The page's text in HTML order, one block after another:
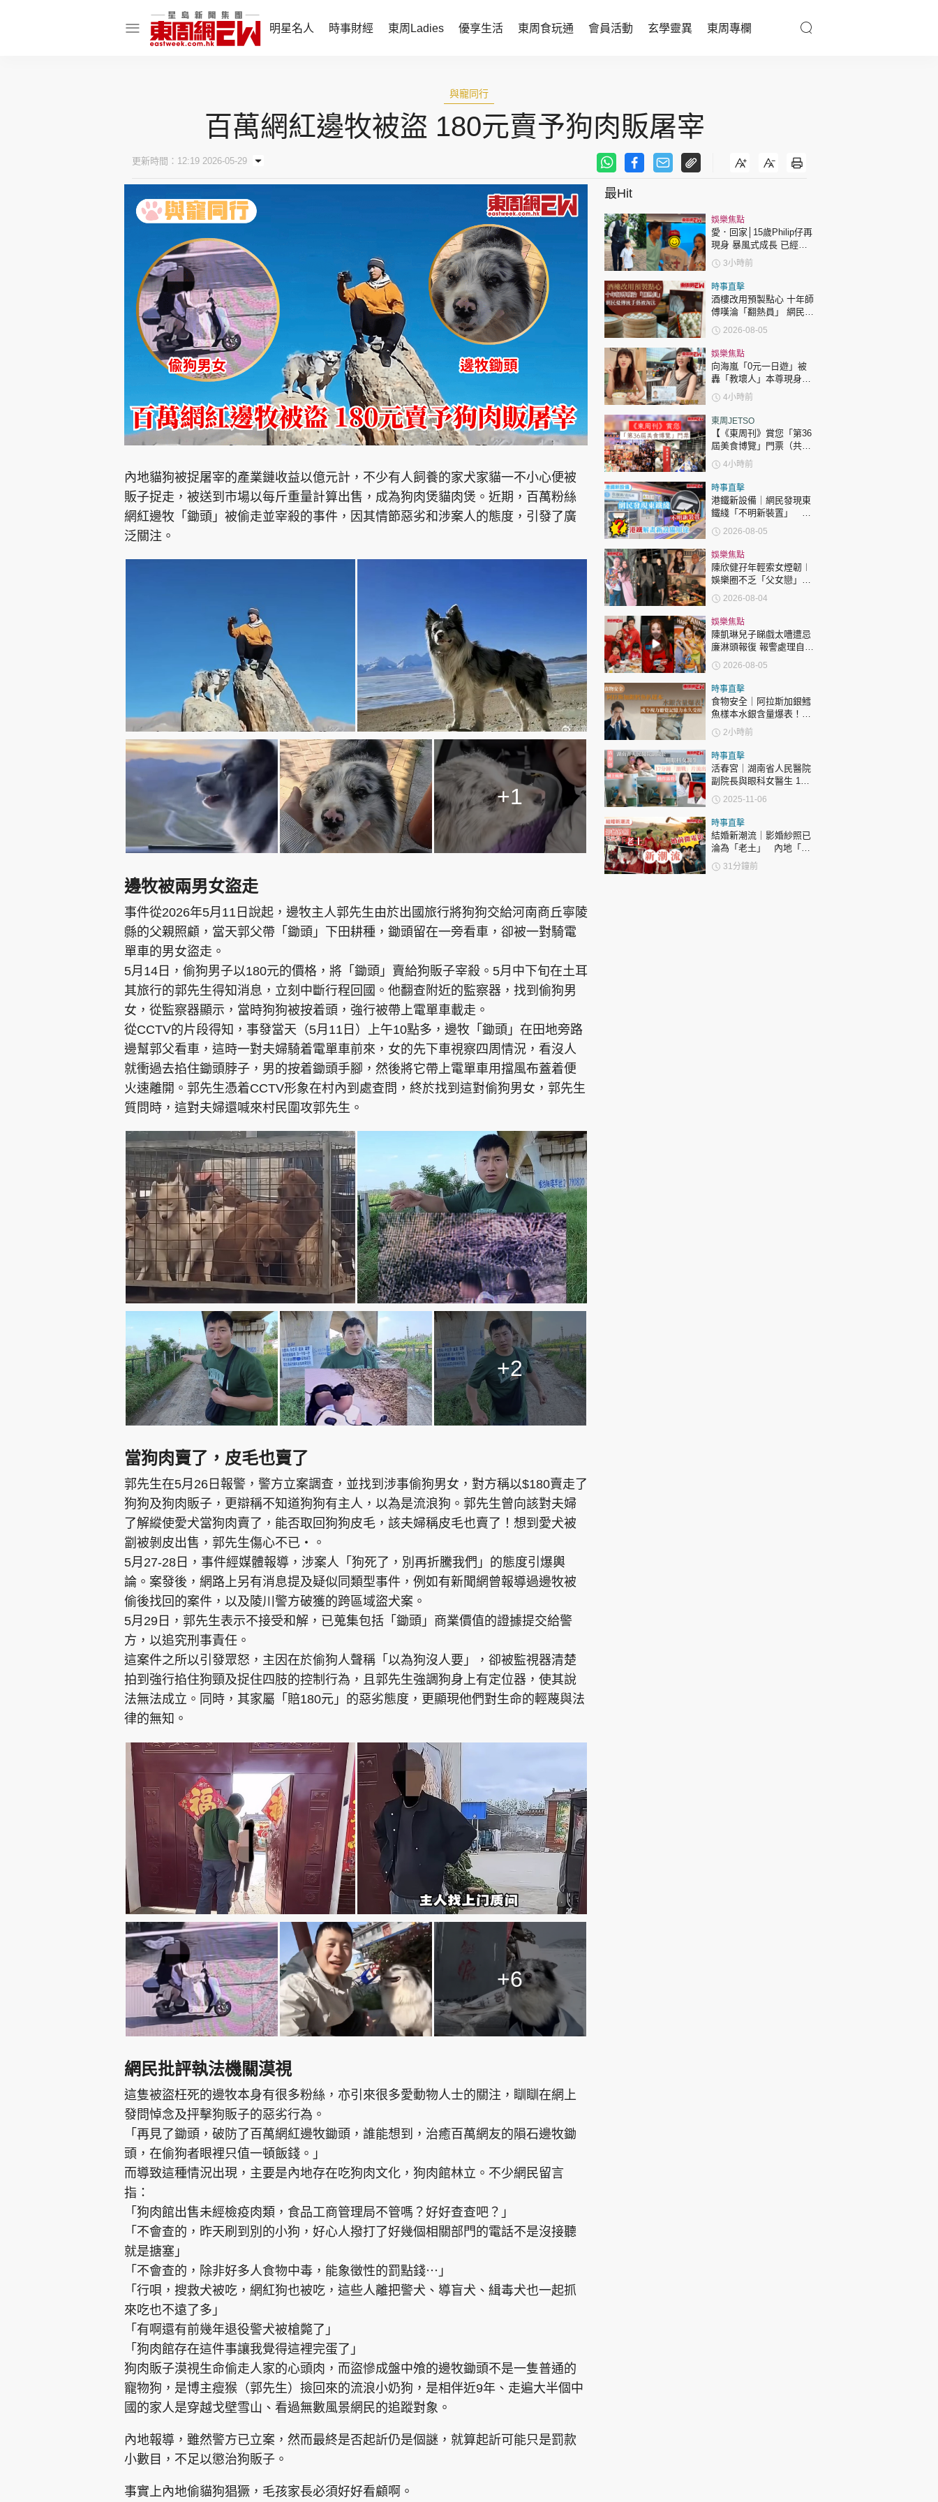
明星名人 時事財經 東周Ladies 優享生活 東周食玩通 會員活動 玄學靈異 東周專欄
東姑熱話
財經智庫
她世代力量
時尚生活
卓越女性
親子天地
與寵同行
東周食玩通
樂在灣區
飲食玩樂
玄學靈異
東勝運程
智富天下 李居明
神機妙算 李丞責
緣來有理 麥玲玲
鬼靈精怪 威師兄
東周專欄
娛樂名人
文化藝術
時政財經
健康生活
飲食旅遊
集團旗下品牌
東周刊 cazbuyer 東Touch PCM 電腦廣場 星島頭條 星島日報 頭條日報 星島環球 The Standard
Copyright © 東周網 版權所有 . 不得轉載 ©Eastweek.com.hk. All rights reserved.
與寵同行
百萬網紅邊牧被盜 180元賣予狗肉販屠宰
更新時間：12:19 2026-05-29
內地貓狗被捉屠宰的產業鏈收益以億元計，不少有人飼養的家犬家貓一不小心便被
販子捉走，被送到市場以每斤重量計算出售，成為狗肉煲貓肉煲。近期，百萬粉絲
網紅邊牧「鋤頭」被偷走並宰殺的事件，因其情節惡劣和涉案人的態度，引發了廣
泛關注。
+1
邊牧被兩男女盜走
事件從2026年5月11日說起，邊牧主人郭先生由於出國旅行將狗狗交給河南商丘寧陵
縣的父親照顧，當天郭父帶「鋤頭」下田耕種，鋤頭留在一旁看車，卻被一對騎電
單車的男女盜走。
5月14日，偷狗男子以180元的價格，將「鋤頭」賣給狗販子宰殺。5月中下旬在土耳
其旅行的郭先生得知消息，立刻中斷行程回國。他翻查附近的監察器，找到偷狗男
女，從監察器顯示，當時狗狗被按着頭，強行被帶上電單車載走。
從CCTV的片段得知，事發當天（5月11日）上午10點多，邊牧「鋤頭」在田地旁路
邊幫郭父看車，這時一對夫婦騎着電單車前來，女的先下車視察四周情況，看沒人
就衝過去掐住鋤頭脖子，男的按着鋤頭手腳，然後將它帶上電單車用擋風布蓋着便
火速離開。郭先生憑着CCTV形象在村內到處查問，終於找到這對偷狗男女，郭先生
質問時，這對夫婦還喊來村民圍攻郭先生。
+2
當狗肉賣了，皮毛也賣了
郭先生在5月26日報警，警方立案調查，並找到涉事偷狗男女，對方稱以$180賣走了
狗狗及狗肉販子，更辯稱不知道狗狗有主人，以為是流浪狗。郭先生曾向該對夫婦
了解縱使愛犬當狗肉賣了，能否取回狗狗皮毛，該夫婦稱皮毛也賣了！想到愛犬被
劏被剝皮出售，郭先生傷心不已‧。
5月27-28日，事件經媒體報導，涉案人「狗死了，別再折騰我們」的態度引爆輿
論。案發後，網路上另有消息提及疑似同類型事件，例如有新聞網曾報導過邊牧被
偷後找回的案件，以及陵川警方破獲的跨區域盜犬案。
5月29日，郭先生表示不接受和解，已蒐集包括「鋤頭」商業價值的證據提交給警
方，以追究刑事責任。
這案件之所以引發眾怒，主因在於偷狗人聲稱「以為狗沒人要」，卻被監視器清楚
拍到強行掐住狗頸及捉住四肢的控制行為，且郭先生強調狗身上有定位器，使其說
法無法成立。同時，其家屬「賠180元」的惡劣態度，更顯現他們對生命的輕蔑與法
律的無知。
+6
網民批評執法機關漠視
這隻被盜枉死的邊牧本身有很多粉絲，亦引來很多愛動物人士的關注，瞓瞓在網上
發問悼念及抨擊狗販子的惡劣行為。
「再見了鋤頭，破防了百萬網紅邊牧鋤頭，誰能想到，治癒百萬網友的隕石邊牧鋤
頭，在偷狗者眼裡只值一頓飯錢。」
而導致這種情況出現，主要是內地存在吃狗肉文化，狗肉館林立。不少網民留言
指：
「狗肉館出售未經檢疫肉類，食品工商管理局不管嗎？好好查查吧？」
「不會查的，昨天刷到別的小狗，好心人撥打了好幾個相關部門的電話不是沒接聽
就是搪塞」
「不會查的，除非好多人食物中毒，能象徵性的罰點錢⋯」
「行唄，搜救犬被吃，網紅狗也被吃，這些人離把警犬、導盲犬、緝毒犬也一起抓
來吃也不遠了多」
「有啊還有前幾年退役警犬被槍斃了」
「狗肉館存在這件事讓我覺得這裡完蛋了」
狗肉販子漠視生命偷走人家的心頭肉，而盜慘成盤中飧的邊牧鋤頭不是一隻普通的
寵物狗，是博主瘦猴（郭先生）撿回來的流浪小奶狗，是相伴近9年、走遍大半個中
國的家人是穿越戈壁雪山、看過無數風景網民的追蹤對象。
內地報導，雖然警方已立案，然而最終是否起訢仍是個謎，就算起訢可能只是罰款
小數目，不足以懲治狗販子。
事實上內地偷貓狗猖獗，毛孩家長必須好好看顧啊。
最Hit
娛樂焦點
愛．回家│15歲Philip仔再
現身 暴風式成長 已經高
過「三太」樊亦敏！
3小時前
時事直擊
酒樓改用預製點心 十年師
傅嘆淪「翻熱員」 網民憂
傳統手藝被淘汰
2026-08-05
娛樂焦點
向海嵐「0元一日遊」被
轟「教壞人」本尊現身回
應網民
4小時前
東周JETSO
【《東周刊》賞您「第36
屆美食博覽」門票（共30
張）】
4小時前
時事直擊
港鐵新設備｜網民發現東
鐵綫「不明新裝置」 港
鐵解畫新設備用途
2026-08-05
娛樂焦點
陳欣健孖年輕索女煙韌︱
娛樂圈不乏「父女戀」
「爺孫戀」 年齡差距最大
達51歲 最受矚目有李龍
基謝賢
2026-08-04
娛樂焦點
陳凱琳兒子睇戲太嘈遭忌
廉淋頭報復 報警處理自責
護子不力 歐錦棠陳倩揚齊
表態「媽媽有責任」
2026-08-05
時事直擊
食物安全｜阿拉斯加銀鱈
魚樣本水銀含量爆表！或
令視力聽覺記憶力永久受
損
2小時前
時事直擊
活春宮｜湖南省人民醫院
副院長與眼科女醫生 17
分鐘「激戰」片流出 動作
露骨 網上瘋傳
2025-11-06
時事直擊
結婚新潮流｜影婚紗照已
淪為「老土」 內地「婚
前微電影」成新潮流
31分鐘前